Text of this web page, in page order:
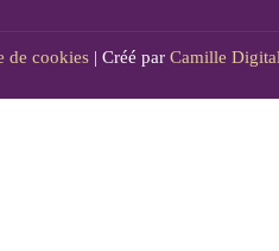
de cookies | Créé par Camille